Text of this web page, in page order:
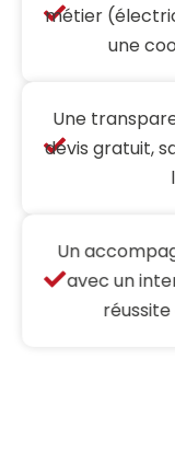
métier
une
Une
devis gratuit,
Un
avec un